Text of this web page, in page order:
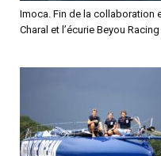
Imoca. Fin de la collaboration
Charal et l’écurie Beyou Racing